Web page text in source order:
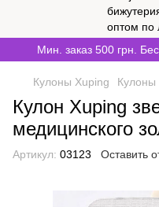
Мин. заказ 500 грн.
Кулоны Xuping Кулоны
Кулон Xuping
медицинского
Артикул: 03123 Оставить